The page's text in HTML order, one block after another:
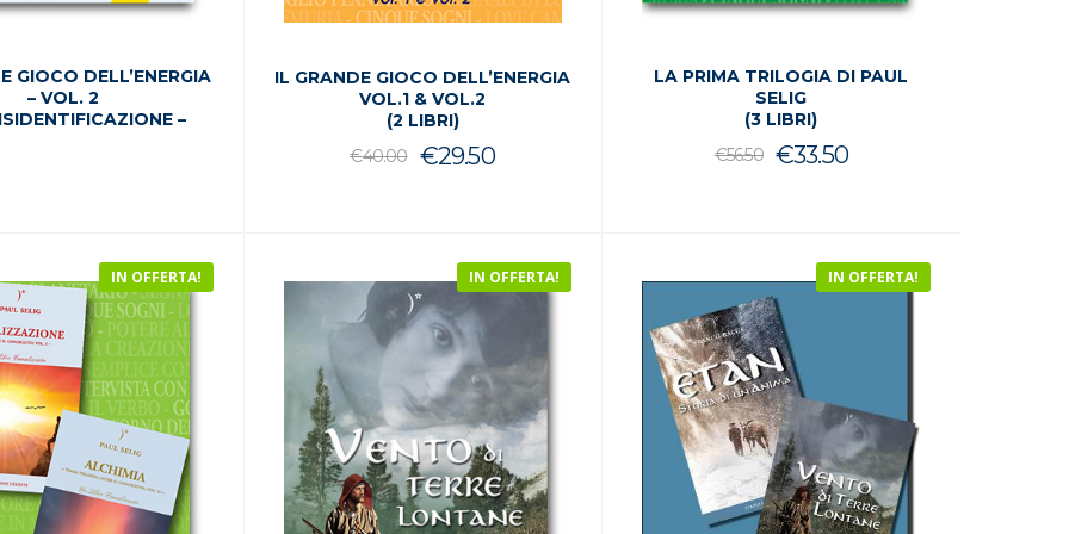
GIOCO DELL’ENERGIA
– VOL. 2
–
IL GRANDE GIOCO DELL’ENERGIA
VOL.1 & VOL.2
(2 LIBRI)
€40.00
Il
era:
€40.00.
€29.50Il
è:
€29.50.
LA PRIMA TRILOGIA DI PAUL
SELIG
(3 LIBRI)
€56.50
Il
€56.50.
€33.50Il
€33.50.
IN OFFERTA! IN OFFERTA! IN OFFERTA!